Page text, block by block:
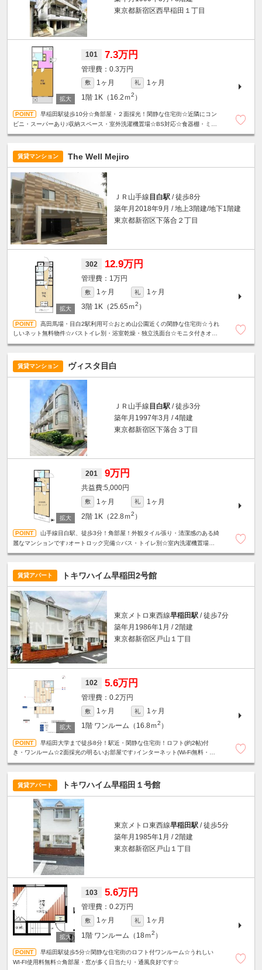
東京都新宿区西早稲田１丁目
101 7.3万円
0.3万円
敷 1ヶ月 礼
1ヶ月
1階 1K（16.2ｍ2 ）
早稲田駅徒歩10分☆角部屋・２面採光！閑静な住宅街☆近隣にコン
ビニ・スーパーあり♪収納スペース・室外洗濯機置場☆BS対応☆食器棚・ミニ
賃貸マンション The Well Mejiro
ＪＲ山手線目白駅 / 徒歩8分
築年月2018年9月 / 地上3階建/地下1階建
東京都新宿区下落合２丁目
302 12.9万円
1万円
敷 1ヶ月 礼
1ヶ月
3階 1K（25.65ｍ2 ）
高田馬場・目白2駅利用可☆おとめ山公園近くの閑静な住宅街☆うれ
しいネット無料物件☆バストイレ別・浴室乾燥・独立洗面台☆モニタ付きオー
賃貸マンション ヴィスタ目白
ＪＲ山手線 目白駅 / 徒歩3分
築年月1997年3月 / 4階建
東京都新宿区下落合３丁目
201 9万円
5,000円
敷 1ヶ月 礼
1ヶ月
2階 1K（22.8ｍ2 ）
山手線目白駅、徒歩3分！角部屋！外観タイル張り・清潔感のある綺
麗なマンションです♪オートロック完備☆バス・トイレ別☆室内洗濯機置場☆フ
賃貸アパート トキワハイム早稲田2号館
東京メトロ東西線早稲田駅 / 徒歩7分
築年月1986年1月 / 2階建
東京都新宿区戸山１丁目
102 5.6万円
0.2万円
敷 1ヶ月 礼
1ヶ月
1階 ワンルーム（16.8ｍ2 ）
早稲田大学まで徒歩8分！駅近・閑静な住宅街！ロフト(約2帖)付
き・ワンルーム☆2面採光の明るいお部屋です♪インターネット(Wi-Fi無料・
賃貸アパート トキワハイム早稲田１号館
東京メトロ東西線早稲田駅 / 徒歩5分
築年月1985年1月 / 2階建
東京都新宿区戸山１丁目
103 5.6万円
0.2万円
敷 1ヶ月 礼
1ヶ月
1階 ワンルーム（18ｍ2 ）
早稲田駅徒歩5分☆閑静な住宅街のロフト付ワンルーム☆うれしい
WI-FI使用料無料☆角部屋・窓が多く日当たり・通風良好です☆